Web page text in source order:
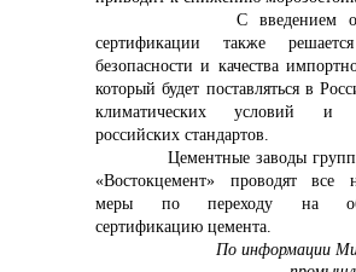
С введением
сертификации также
безопасности и качества
который будет поставляться в
климатических условий и
российских стандартов.
Цементные заводы
«Востокцемент» проводят все
меры по переходу на
сертификацию цемента.
По информации